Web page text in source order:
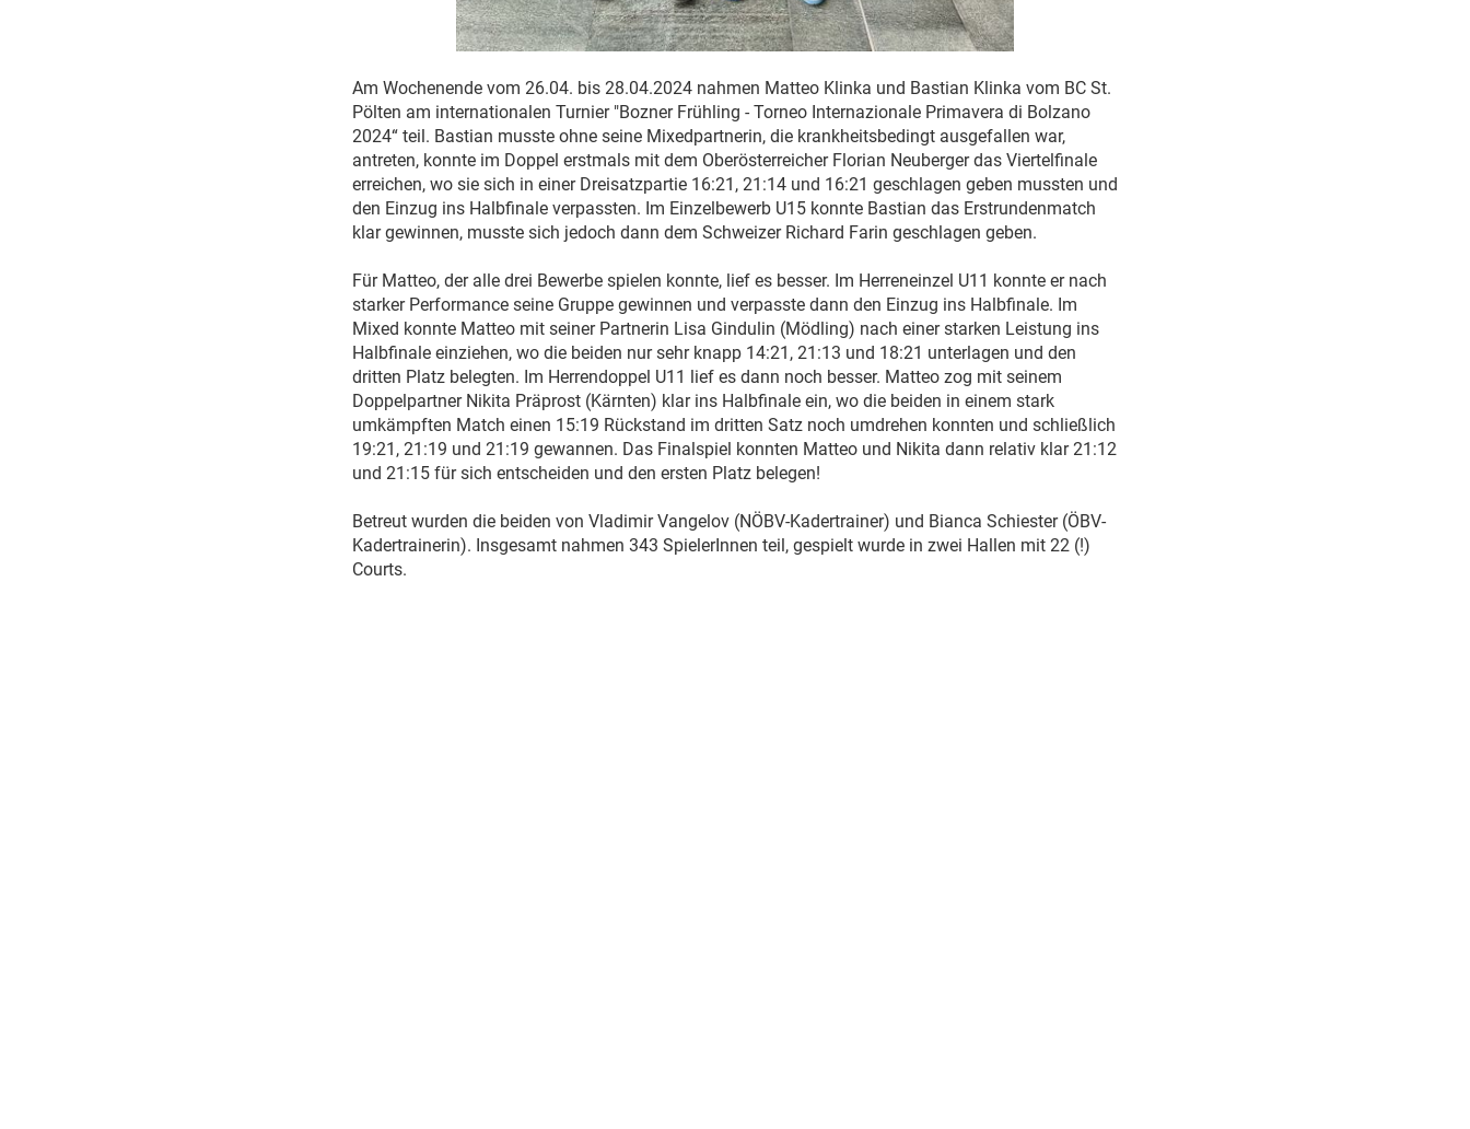
Am Wochenende vom 26.04. bis 28.04.2024 nahmen Matteo Klinka und Bastian Klinka vom BC St.
Pölten am internationalen Turnier "Bozner Frühling - Torneo Internazionale Primavera di Bolzano
2024“ teil. Bastian musste ohne seine Mixedpartnerin, die krankheitsbedingt ausgefallen war,
antreten, konnte im Doppel erstmals mit dem Oberösterreicher Florian Neuberger das Viertelfinale
erreichen, wo sie sich in einer Dreisatzpartie 16:21, 21:14 und 16:21 geschlagen geben mussten und
den Einzug ins Halbfinale verpassten. Im Einzelbewerb U15 konnte Bastian das Erstrundenmatch
klar gewinnen, musste sich jedoch dann dem Schweizer Richard Farin geschlagen geben.
Für Matteo, der alle drei Bewerbe spielen konnte, lief es besser. Im Herreneinzel U11 konnte er nach
starker Performance seine Gruppe gewinnen und verpasste dann den Einzug ins Halbfinale. Im
Mixed konnte Matteo mit seiner Partnerin Lisa Gindulin (Mödling) nach einer starken Leistung ins
Halbfinale einziehen, wo die beiden nur sehr knapp 14:21, 21:13 und 18:21 unterlagen und den
dritten Platz belegten. Im Herrendoppel U11 lief es dann noch besser. Matteo zog mit seinem
Doppelpartner Nikita Präprost (Kärnten) klar ins Halbfinale ein, wo die beiden in einem stark
umkämpften Match einen 15:19 Rückstand im dritten Satz noch umdrehen konnten und schließlich
19:21, 21:19 und 21:19 gewannen. Das Finalspiel konnten Matteo und Nikita dann relativ klar 21:12
und 21:15 für sich entscheiden und den ersten Platz belegen!
Betreut wurden die beiden von Vladimir Vangelov (NÖBV-Kadertrainer) und Bianca Schiester (ÖBV-
Kadertrainerin). Insgesamt nahmen 343 SpielerInnen teil, gespielt wurde in zwei Hallen mit 22 (!)
Courts.